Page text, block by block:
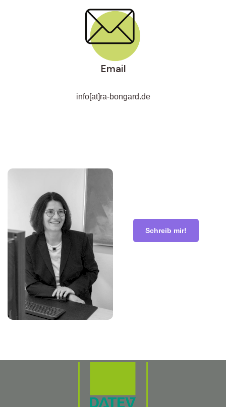
Email
info[at]ra-bongard.de
Schreib mir!